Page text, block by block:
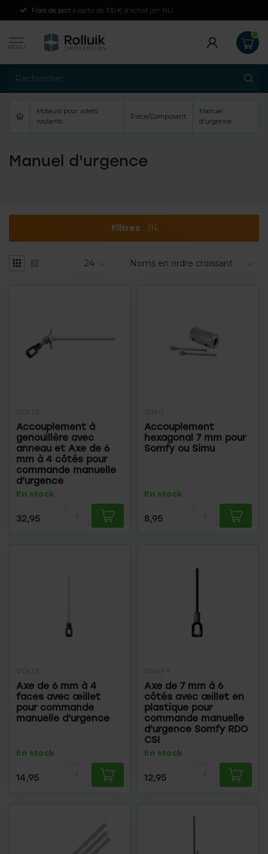
Frais de port à partir de 100 € d'achat (en NL)
MENU
Moteurs pour volets
roulants
Pièce/Composant
Manuel
d'urgence
Manuel d'urgence
Filtres
VOLTE
Accouplement à
genouillère avec
anneau et Axe de 6
mm à 4 côtés pour
commande manuelle
d'urgence
En stock
32,95
SIMU
Accouplement
hexagonal 7 mm pour
Somfy ou Simu
En stock
8,95
VOLTE
Axe de 6 mm à 4
faces avec œillet
pour commande
manuelle d'urgence
En stock
14,95
SOMFY
Axe de 7 mm à 6
côtés avec œillet en
plastique pour
commande manuelle
d'urgence Somfy RDO
CSI
En stock
12,95